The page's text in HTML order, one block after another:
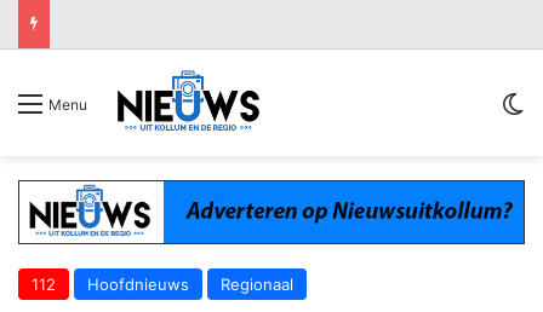
Menu
112 Hoofdnieuws Regionaal